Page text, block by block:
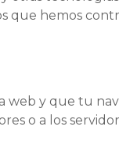
que hemos
web y que tu
o a los